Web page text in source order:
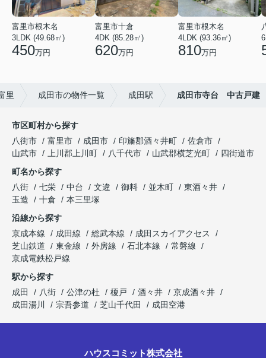
富里市根木名
3LDK (49.68㎡)
450万円
富里市十倉
4DK (85.28㎡)
620万円
富里市根木名
4LDK (93.36㎡)
810万円
里 成田市の物件一覧 成田駅 成田市寺台 中古戸建
市区町村から探す
八街市
富里市 成田市 印旛郡酒々井町
佐倉市
山武市
上川郡上川町 八千代市 山武郡横芝光町
四街道市
町名から探す
八街
七栄 中台 文違 御料 並木町
東酒々井
玉造
十倉
本三里塚
沿線から探す
京成本線
成田線 総武本線
成田スカイアクセス
芝山鉄道
東金線 外房線 石北本線
常磐線
京成電鉄松戸線
駅から探す
成田
八街 公津の杜 榎戸 酒々井
京成酒々井
成田湯川
宗吾参道 芝山千代田 成田空港
ハウスコミット株式会社